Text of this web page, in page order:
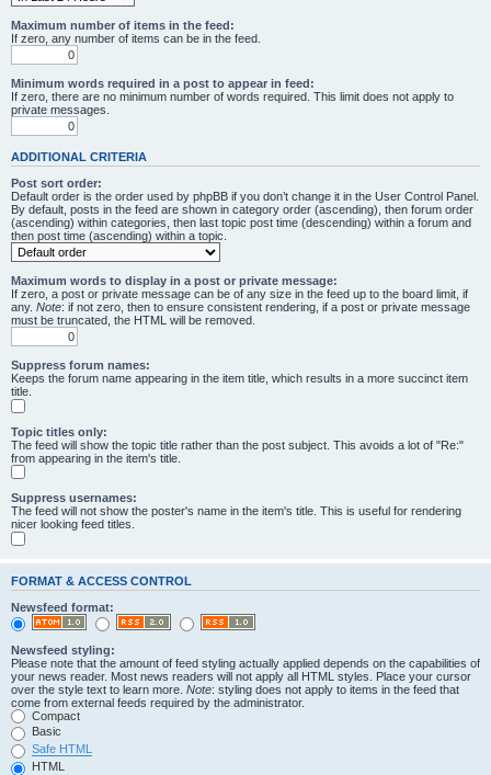
Maximum number of items in the feed:
If zero, any number of items can be in the feed.
Minimum words required in a post to appear in feed:
If zero, there are no minimum number of words required. This limit does not apply to
private messages.
ADDITIONAL CRITERIA
Post sort order:
Default order is the order used by phpBB if you don’t change it in the User Control Panel.
By default, posts in the feed are shown in category order (ascending), then forum order
(ascending) within categories, then last topic post time (descending) within a forum and
then post time (ascending) within a topic.
Maximum words to display in a post or private message:
If zero, a post or private message can be of any size in the feed up to the board limit, if
any. Note: if not zero, then to ensure consistent rendering, if a post or private message
must be truncated, the HTML will be removed.
Suppress forum names:
Keeps the forum name appearing in the item title, which results in a more succinct item
title.
Topic titles only:
The feed will show the topic title rather than the post subject. This avoids a lot of "Re:"
from appearing in the item's title.
Suppress usernames:
The feed will not show the poster's name in the item's title. This is useful for rendering
nicer looking feed titles.
FORMAT & ACCESS CONTROL
Newsfeed format:
Newsfeed styling:
Please note that the amount of feed styling actually applied depends on the capabilities of
your news reader. Most news readers will not apply all HTML styles. Place your cursor
over the style text to learn more. Note: styling does not apply to items in the feed that
come from external feeds required by the administrator.
Compact
Basic
Safe HTML
HTML